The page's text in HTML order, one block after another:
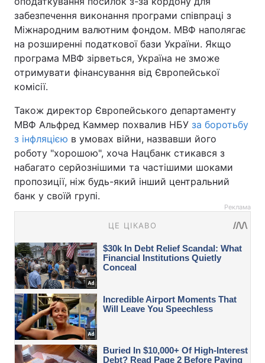
забезпечення виконання програми співпраці з
Міжнародним валютним фондом. МВФ наполягає
на розширенні податкової бази України. Якщо
програма МВФ зірветься, Україна не зможе
отримувати фінансування від Європейської
комісії.
Також директор Європейського департаменту
МВФ Альфред Каммер похвалив НБУ за боротьбу
з інфляцією в умовах війни, назвавши його
роботу "хорошою", хоча Нацбанк стикався з
набагато серйознішими та частішими шоками
пропозиції, ніж будь-який інший центральний
банк у своїй групі.
Реклама